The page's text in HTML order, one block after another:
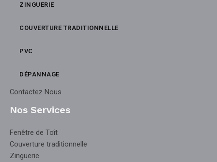
ZINGUERIE
COUVERTURE TRADITIONNELLE
PVC
DÉPANNAGE
Contactez Nous
Nos Services
Fenêtre de Toît
Couverture traditionnelle
Zinguerie